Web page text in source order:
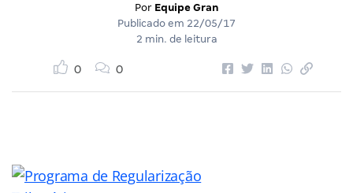
Por Equipe Gran
Publicado em 22/05/17
2 min. de leitura
0 0